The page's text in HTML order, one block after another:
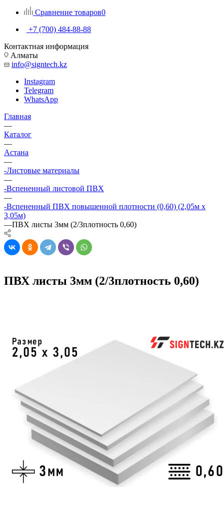
Сравнение товаров0
+7 (700) 484-88-88
Контактная информация
Алматы
info@signtech.kz
Instagram
Telegram
WhatsApp
Главная
—
Каталог
—
Астана
—
-Листовые материалы
—
-Вспененный листовой ПВХ
—
-Вспененный ПВХ повышенной плотности (0,60) (2,05м х
3,05м)
—ПВХ листы 3мм (2/3плотность 0,60)
ПВХ листы 3мм (2/3плотность 0,60)